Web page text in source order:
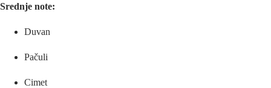
Srednje note:
Duvan
Pačuli
Cimet